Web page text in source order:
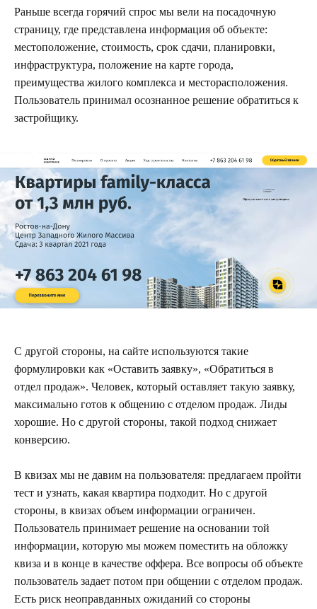
Раньше всегда горячий спрос мы вели на посадочную
страницу, где представлена информация об объекте:
местоположение, стоимость, срок сдачи, планировки,
инфраструктура, положение на карте города,
преимущества жилого комплекса и месторасположения.
Пользователь принимал осознанное решение обратиться к
застройщику.
С другой стороны, на сайте используются такие
формулировки как «Оставить заявку», «Обратиться в
отдел продаж». Человек, который оставляет такую заявку,
максимально готов к общению с отделом продаж. Лиды
хорошие. Но с другой стороны, такой подход снижает
конверсию.
В квизах мы не давим на пользователя: предлагаем пройти
тест и узнать, какая квартира подходит. Но с другой
стороны, в квизах объем информации ограничен.
Пользователь принимает решение на основании той
информации, которую мы можем поместить на обложку
квиза и в конце в качестве оффера. Все вопросы об объекте
пользователь задает потом при общении с отделом продаж.
Есть риск неоправданных ожиданий со стороны